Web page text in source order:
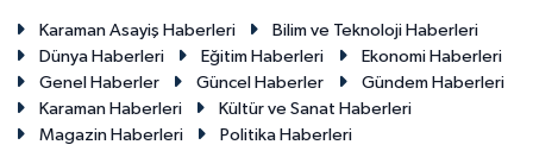
Karaman Asayiş Haberleri
Bilim ve Teknoloji Haberleri
Dünya Haberleri
Eğitim Haberleri
Ekonomi Haberleri
Genel Haberler
Güncel Haberler
Gündem Haberleri
Karaman Haberleri
Kültür ve Sanat Haberleri
Magazin Haberleri
Politika Haberleri